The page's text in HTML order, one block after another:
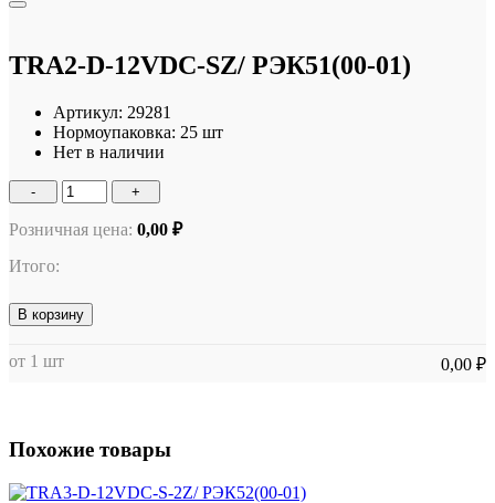
TRA2-D-12VDC-SZ/ РЭК51(00-01)
Артикул: 29281
Нормоупаковка: 25 шт
Нет в наличии
- +
Розничная цена: 0,00 ₽
Итого:
В корзину
от 1 шт 0,00 ₽
Похожие товары